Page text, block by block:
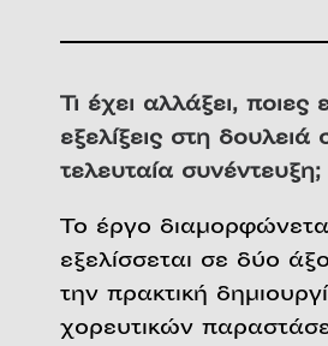
Τι έχει αλλάξει, ποιες
εξελίξεις στη
τελευταία συνέντευξη;
Το έργο
εξελίσσεται σε δύο
την πρακτική
χορευτικών